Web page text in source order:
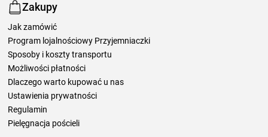
Zakupy
Jak zamówić
Program lojalnościowy Przyjemniaczki
Sposoby i koszty transportu
Możliwości płatności
Dlaczego warto kupować u nas
Ustawienia prywatności
Regulamin
Pielęgnacja pościeli